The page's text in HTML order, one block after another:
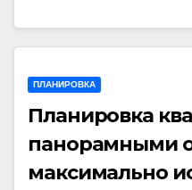
ПЛАНИРОВКА
Планировка
панорамными
максимально